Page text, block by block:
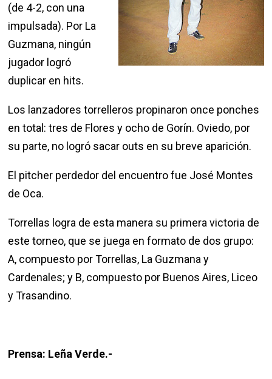
(de 4-2, con una
impulsada). Por La
Guzmana, ningún
jugador logró
duplicar en hits.
Los lanzadores torrelleros propinaron once ponches
en total: tres de Flores y ocho de Gorín. Oviedo, por
su parte, no logró sacar outs en su breve aparición.
El pitcher perdedor del encuentro fue José Montes
de Oca.
Torrellas logra de esta manera su primera victoria de
este torneo, que se juega en formato de dos grupo:
A, compuesto por Torrellas, La Guzmana y
Cardenales; y B, compuesto por Buenos Aires, Liceo
y Trasandino.
Prensa: Leña Verde.-